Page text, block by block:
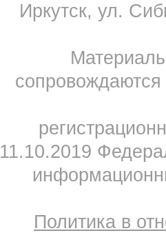
Иркутск, ул.
11.10.2019
Политика в